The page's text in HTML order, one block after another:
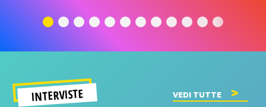
significato
del singolo
INTERVISTE VEDI TUTTE